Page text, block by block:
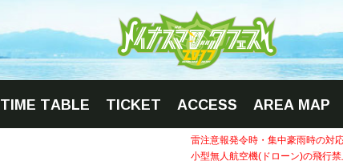
TIME TABLE TICKET ACCESS AREA MAP
雷注意報発令時・集中豪雨時の対
小型無人航空機(ドローン)の飛行